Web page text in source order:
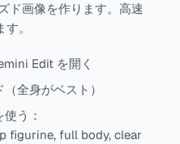
ド画像を作ります。高速
。
Edit を開く
全身がベスト）
う：
figurine, full body, clear